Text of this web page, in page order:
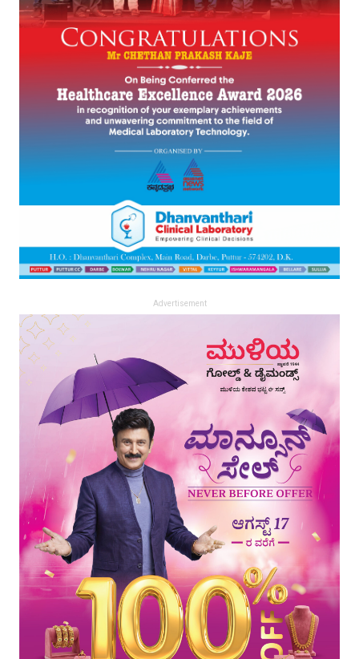
Advertisement